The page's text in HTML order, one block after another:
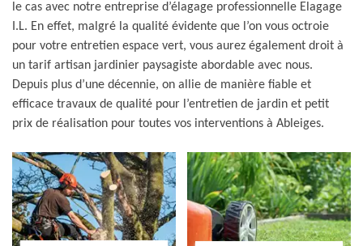
le cas avec notre entreprise d’élagage professionnelle Elagage
I.L. En effet, malgré la qualité évidente que l’on vous octroie
pour votre entretien espace vert, vous aurez également droit à
un tarif artisan jardinier paysagiste abordable avec nous.
Depuis plus d’une décennie, on allie de manière fiable et
efficace travaux de qualité pour l’entretien de jardin et petit
prix de réalisation pour toutes vos interventions à Ableiges.